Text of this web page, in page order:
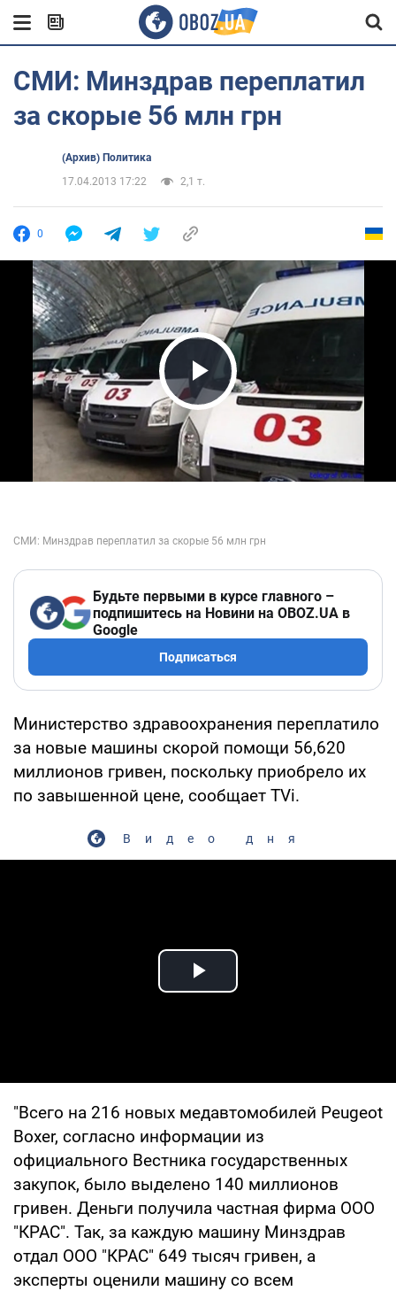
СМИ: Минздрав переплатил
за скорые 56 млн грн
(Архив) Политика
17.04.2013 17:22
2,1 т.
0
Play Video
Будьте первыми в курсе главного –
подпишитесь на Новини на OBOZ.UA в
Google
Подписаться
Министерство здравоохранения переплатило
за новые машины скорой помощи 56,620
миллионов гривен, поскольку приобрело их
по завышенной цене, сообщает TVi.
Видео дня
Play Video
"Всего на 216 новых медавтомобилей Peugeot
Boxer, согласно информации из
официального Вестника государственных
закупок, было выделено 140 миллионов
гривен. Деньги получила частная фирма ООО
"КРАС". Так, за каждую машину Минздрав
отдал ООО "КРАС" 649 тысяч гривен, а
эксперты оценили машину со всем